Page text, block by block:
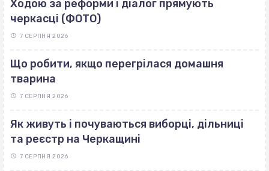
Ходою за реформи і діалог прямують
черкасці (ФОТО)
7 СЕРПНЯ 2026
Що робити, якщо перегрілася домашня
тварина
7 СЕРПНЯ 2026
Як живуть і почуваються виборці, дільниці
та реєстр на Черкащині
7 СЕРПНЯ 2026